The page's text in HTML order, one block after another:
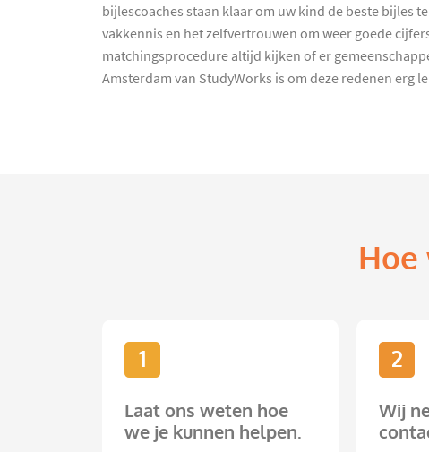
bijlescoaches staan klaar om uw kind de beste bijles
vakkennis en het zelfvertrouwen om weer goede
matchingsprocedure altijd kijken of er
Amsterdam van StudyWorks is om deze redenen erg
1
Laat ons weten hoe
we je kunnen helpen.
2
Wij